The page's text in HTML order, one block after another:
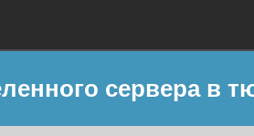
сервера в